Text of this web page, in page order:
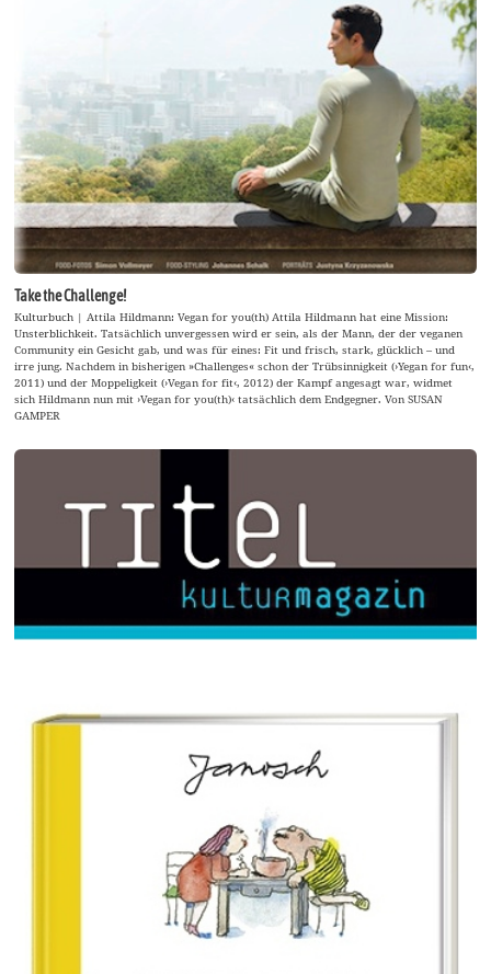
Take the Challenge!
Kulturbuch | Attila Hildmann: Vegan for you(th) Attila Hildmann hat eine Mission:
Unsterblichkeit. Tatsächlich unvergessen wird er sein, als der Mann, der der veganen
Community ein Gesicht gab, und was für eines: Fit und frisch, stark, glücklich – und
irre jung. Nachdem in bisherigen »Challenges« schon der Trübsinnigkeit (›Yegan for fun‹,
2011) und der Moppeligkeit (›Vegan for fit‹, 2012) der Kampf angesagt war, widmet
sich Hildmann nun mit ›Vegan for you(th)‹ tatsächlich dem Endgegner. Von SUSAN
GAMPER